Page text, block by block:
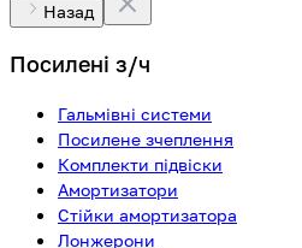
Назад
Посилені з/ч
Гальмівні системи
Посилене зчеплення
Комплекти підвіски
Амортизатори
Стійки амортизатора
Лонжерони